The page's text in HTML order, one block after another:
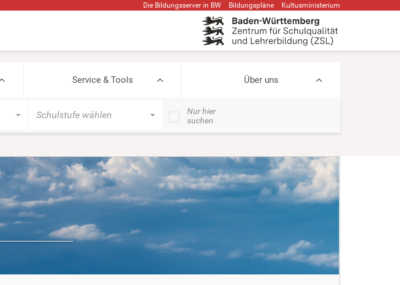
Die Bildungsserver in BW Bildungspläne Kultusministerium
Service & Tools Über uns
Schulstufe wählen
Nur hier
suchen